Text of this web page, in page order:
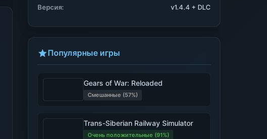
Версия: v1.4.4 + DLC
Популярные игры
Gears of War: Reloaded
Смешанные (57%)
Trans-Siberian Railway Simulator
Очень положительные (91%)